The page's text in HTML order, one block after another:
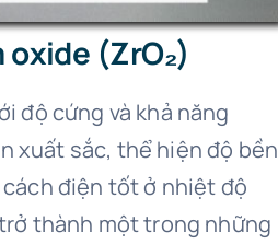
(ZrO₂)
độ cứng và khả năng
xuất sắc, thể hiện độ bền
điện tốt ở nhiệt độ
thành một trong những